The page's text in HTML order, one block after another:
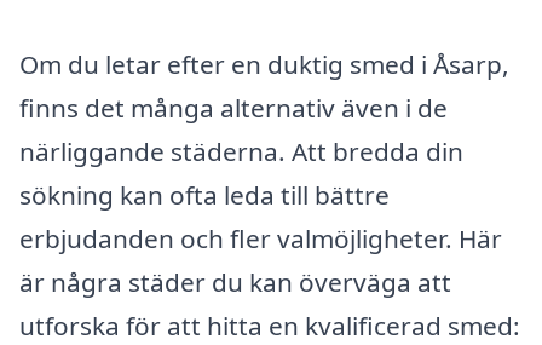
Om du letar efter en duktig smed i Åsarp,
finns det många alternativ även i de
närliggande städerna. Att bredda din
sökning kan ofta leda till bättre
erbjudanden och fler valmöjligheter. Här
är några städer du kan överväga att
utforska för att hitta en kvalificerad smed: